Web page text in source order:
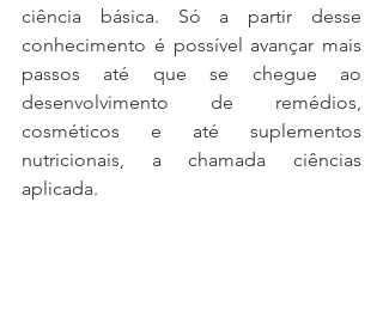
ciência básica. Só a partir desse
conhecimento é possível avançar mais
passos até que se chegue ao
desenvolvimento de remédios,
cosméticos e até suplementos
nutricionais, a chamada ciências
aplicada.